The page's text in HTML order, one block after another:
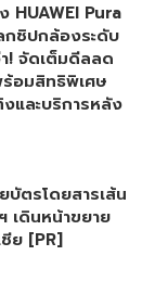
HUAWEI Pura
กชิปกล้องระดับ
! จัดเต็มดีลลด
อมสิทธิพิเศษ
และบริการหลัง
บัตรโดยสารเส้น
เดินหน้าขยาย
ชีย [PR]